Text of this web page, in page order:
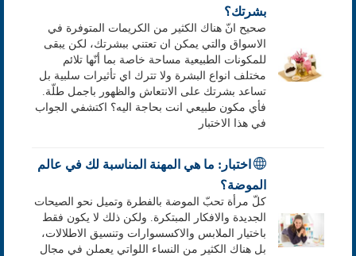
بشرتك؟
صحيح انّ هناك الكثير من الكريمات المتوفرة في
الاسواق والتي يمكن ان تعتني ببشرتك، لكن يبقى
للمكونات الطبيعية مساحة خاصة بما أنّها تلائم
مختلف انواع البشرة ولا تترك اي تأثيرات سلبية بل
تساعد بشرتك على الانتعاش والظهور باجمل طلّة.
فأي مكون طبيعي انت بحاجة اليه؟ اكتشفي الجواب
في هذا الاختبار
اختبار: ما هي المهنة المناسبة لك في عالم
الموضة؟
كلّ مرأة تحبّ الموضة بالفطرة وتميل نحو الصيحات
الجديدة والافكار المبتكرة. ولكن ذلك لا يكون فقط
باختيار الملابس والاكسسوارات وتنسيق الاطلالات،
بل هناك الكثير من النساء اللواتي يعملن في مجال